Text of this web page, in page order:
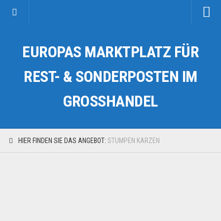
Kategorien
Auto & Motorrad
Fahrzeuge & Transport
EUROPAS MARKTPLATZ FÜR
REST- & SONDERPOSTEN IM
GROSSHANDEL
HIER FINDEN SIE DAS ANGEBOT: STUMPEN KARZEN